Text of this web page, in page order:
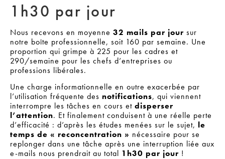
1h30 par jour
Nous recevons en moyenne 32 mails par jour sur
notre boîte professionnelle, soit 160 par semaine. Une
proportion qui grimpe à 225 pour les cadres et
290/semaine pour les chefs d’entreprises ou
professions libérales.
Une charge informationnelle en outre exacerbée par
l’utilisation fréquente des notifications, qui viennent
interrompre les tâches en cours et disperser
l’attention. Et finalement conduisent à une réelle perte
d’efficacité : d’après les études menées sur le sujet, le
temps de « reconcentration » nécessaire pour se
replonger dans une tâche après une interruption liée aux
e-mails nous prendrait au total 1h30 par jour !